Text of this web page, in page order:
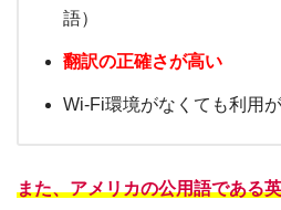
語）
翻訳の正確さが高い
Wi-Fi環境がなくても利用
また、アメリカの公用語である